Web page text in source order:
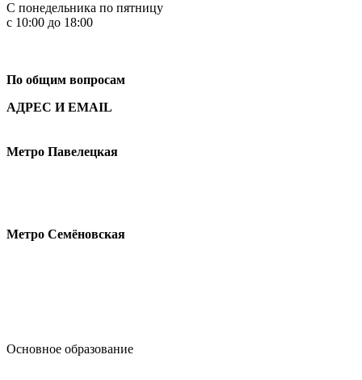
С понедельника по пятницу
с 10:00 до 18:00
По общим вопросам
АДРЕС И EMAIL
Метро Павелецкая
Метро Семёновская
Основное образование